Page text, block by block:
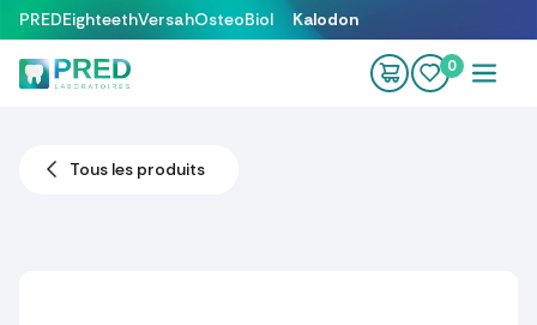
Se rendre au contenu
PREDEighteethVersahOsteoBiol Kalodon
0
Tous les produits